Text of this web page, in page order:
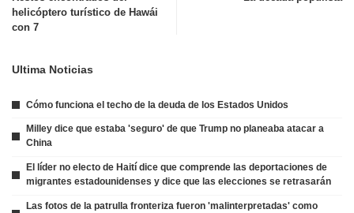
helicóptero turístico de Hawái
con 7
Ultima Noticias
Cómo funciona el techo de la deuda de los Estados Unidos
Milley dice que estaba 'seguro' de que Trump no planeaba atacar a
China
El líder no electo de Haití dice que comprende las deportaciones de
migrantes estadounidenses y dice que las elecciones se retrasarán
Las fotos de la patrulla fronteriza fueron 'malinterpretadas' como